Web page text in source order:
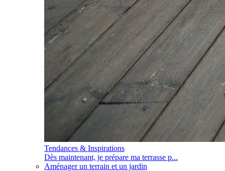
Tendances & Inspirations
Dès maintenant, je prépare ma terrasse p...
Aménager un terrain et un jardin